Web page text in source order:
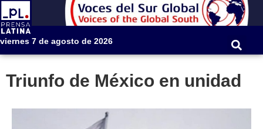
viernes 7 de agosto de 2026
Triunfo de México en unidad